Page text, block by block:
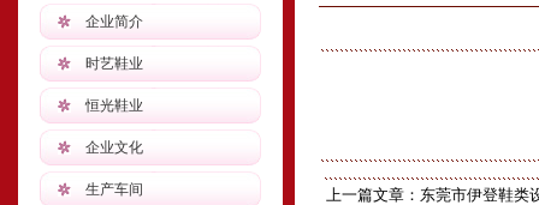
企业简介
时艺鞋业
恒光鞋业
企业文化
生产车间 上一篇文章： 东莞市伊登鞋类